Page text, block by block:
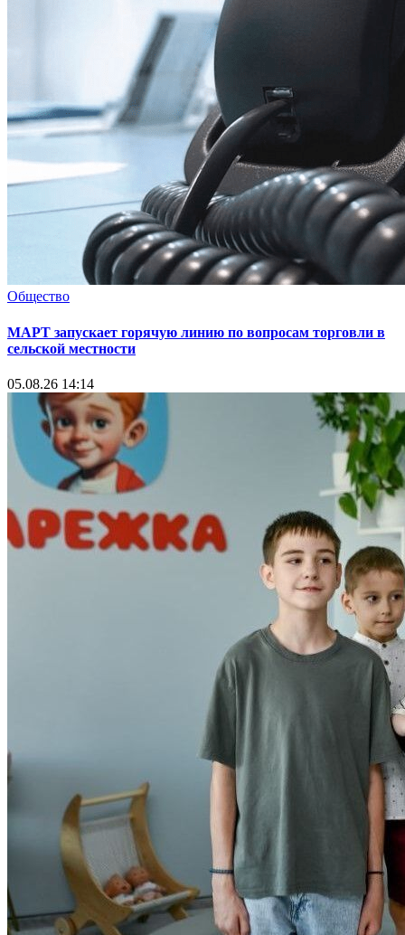
Общество
МАРТ запускает горячую линию по вопросам торговли в
сельской местности
05.08.26 14:14